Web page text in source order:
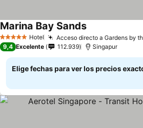
5 Estrellas Hotel Acceso directo a Gardens by
Marina Bay Sands
9,4 Excelente 112.939 Singapur
Elige fechas para ver los precios